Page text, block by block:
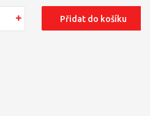
Přidat do košíku